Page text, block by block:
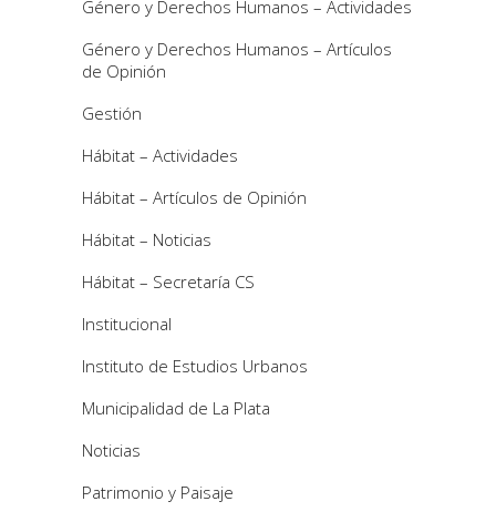
Género y Derechos Humanos – Actividades
Género y Derechos Humanos – Artículos
de Opinión
Gestión
Hábitat – Actividades
Hábitat – Artículos de Opinión
Hábitat – Noticias
Hábitat – Secretaría CS
Institucional
Instituto de Estudios Urbanos
Municipalidad de La Plata
Noticias
Patrimonio y Paisaje